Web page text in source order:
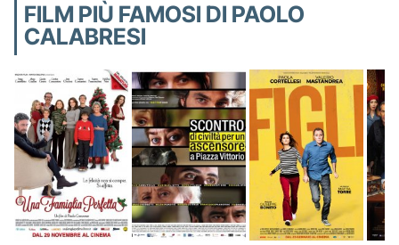
FILM PIÙ FAMOSI DI PAOLO
CALABRESI